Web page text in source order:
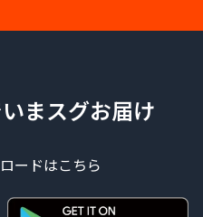
まスグお届け
ードはこちら